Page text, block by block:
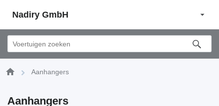
Nadiry GmbH
Aanhangers
Aanhangers